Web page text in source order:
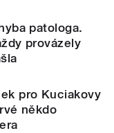
patologa.
provázely
pro Kuciakovy
někdo